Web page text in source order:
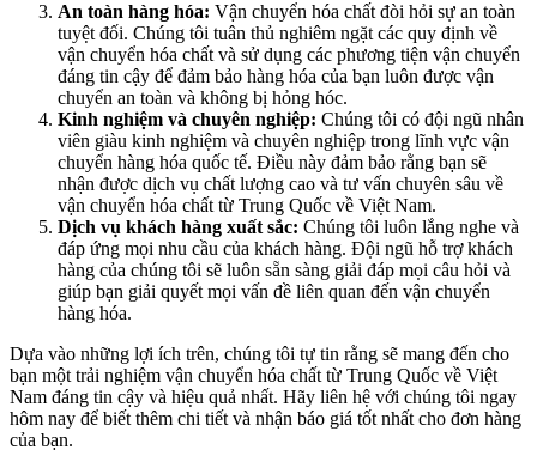
An toàn hàng hóa: Vận chuyển hóa chất đòi hỏi sự an toàn
tuyệt đối. Chúng tôi tuân thủ nghiêm ngặt các quy định về
vận chuyển hóa chất và sử dụng các phương tiện vận chuyển
đáng tin cậy để đảm bảo hàng hóa của bạn luôn được vận
chuyển an toàn và không bị hỏng hóc.
Kinh nghiệm và chuyên nghiệp: Chúng tôi có đội ngũ nhân
viên giàu kinh nghiệm và chuyên nghiệp trong lĩnh vực vận
chuyển hàng hóa quốc tế. Điều này đảm bảo rằng bạn sẽ
nhận được dịch vụ chất lượng cao và tư vấn chuyên sâu về
vận chuyển hóa chất từ Trung Quốc về Việt Nam.
Dịch vụ khách hàng xuất sắc: Chúng tôi luôn lắng nghe và
đáp ứng mọi nhu cầu của khách hàng. Đội ngũ hỗ trợ khách
hàng của chúng tôi sẽ luôn sẵn sàng giải đáp mọi câu hỏi và
giúp bạn giải quyết mọi vấn đề liên quan đến vận chuyển
hàng hóa.
Dựa vào những lợi ích trên, chúng tôi tự tin rằng sẽ mang đến cho
bạn một trải nghiệm vận chuyển hóa chất từ Trung Quốc về Việt
Nam đáng tin cậy và hiệu quả nhất. Hãy liên hệ với chúng tôi ngay
hôm nay để biết thêm chi tiết và nhận báo giá tốt nhất cho đơn hàng
của bạn.